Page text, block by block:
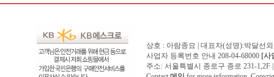
상호 : 아람종묘 | 대표자(성명):박달선
사업자 등록번호 안내 208-04-68000 [사
주소: 서울특별시 종로구 종로 231-1,2F